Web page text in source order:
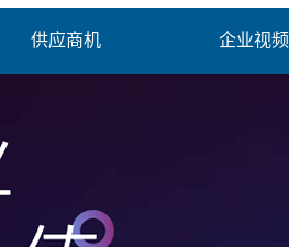
供应商机 企业视频